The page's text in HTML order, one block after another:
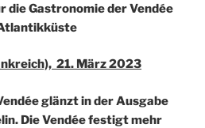
die Gastronomie der Vendée
21. März 2023
glänzt in der Ausgabe
Die Vendée festigt mehr